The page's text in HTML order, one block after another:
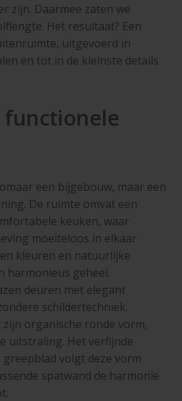
zijn. Daarmee zaten we
Het resultaat? Een
uitgevoerd in
en tot in de kleinste details
functionele
een bijgebouw, maar een
De ruimte omvat een
keuken, waar
moeiteloos in elkaar
kleuren en natuurlijke
harmonieus geheel.
deuren met elegant
schildertechniek.
organische ronde vorm,
uitstraling. Het verfijnde
greepblad volgt deze vorm
spatwand de harmonie